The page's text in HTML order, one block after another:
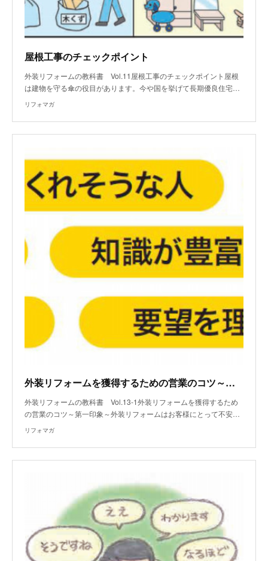
屋根工事のチェックポイント
外装リフォームの教科書 Vol.11屋根工事のチェックポイント屋根
は建物を守る傘の役目があります。今や国を挙げて長期優良住宅…
リフォマガ
外装リフォームを獲得するための営業のコツ～第一印象～
外装リフォームの教科書 Vol.13-1外装リフォームを獲得するため
の営業のコツ～第一印象～外装リフォームはお客様にとって不安…
リフォマガ